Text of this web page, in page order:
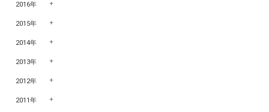
2016年
2015年
2014年
2013年
2012年
2011年